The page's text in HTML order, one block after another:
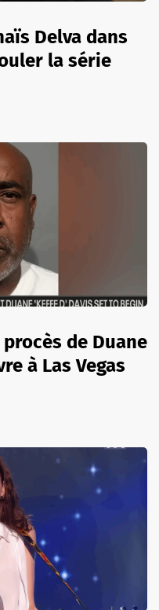
Delva dans
la série
de Duane
à Las Vegas